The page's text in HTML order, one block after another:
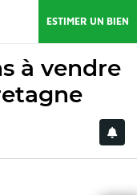
ESTIMER UN BIEN
à vendre